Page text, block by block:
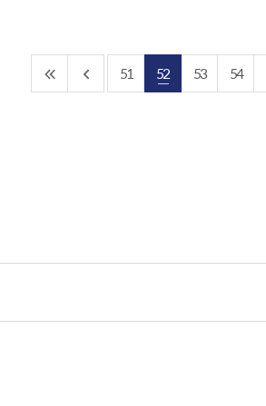
51 52 53 54